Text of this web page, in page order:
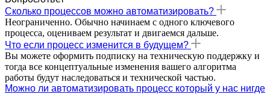
Сколько процессов можно автоматизировать?
Неограниченно. Обычно начинаем с одного ключевого
процесса, оцениваем результат и двигаемся дальше.
Что если процесс изменится в будущем?
Вы можете оформить подписку на техническую поддержку и
тогда все концептуальные изменения вашего алгоритма
работы будут наследоваться и технической частью.
Можно ли автоматизировать процесс который у нас нигде